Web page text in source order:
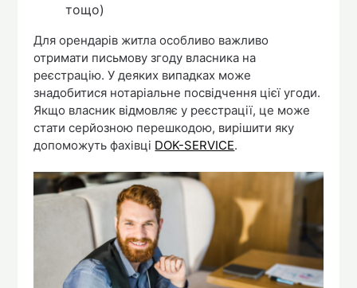
тощо)
Для орендарів житла особливо важливо
отримати письмову згоду власника на
реєстрацію. У деяких випадках може
знадобитися нотаріальне посвідчення цієї угоди.
Якщо власник відмовляє у реєстрації, це може
стати серйозною перешкодою, вирішити яку
допоможуть фахівці DOK-SERVICE.